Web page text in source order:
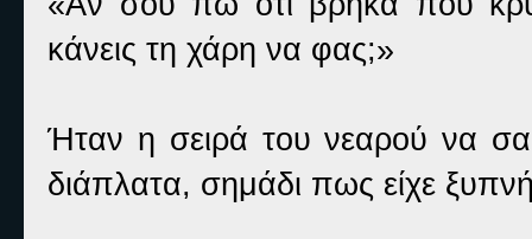
κάνεις τη χάρη να φας;»
Ήταν η σειρά του νεαρού να
διάπλατα, σημάδι πως είχε